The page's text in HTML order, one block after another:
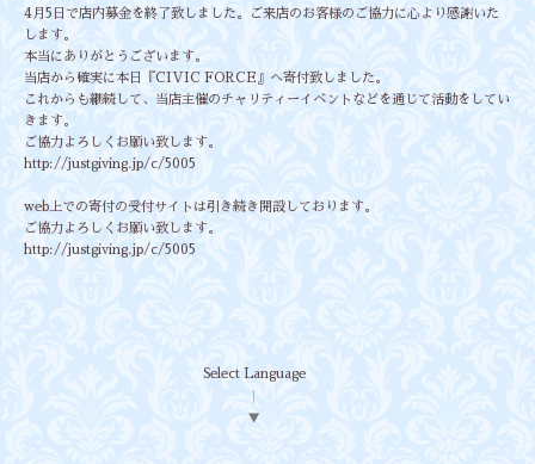
4月5日で店内募金を終了致しました。ご来店のお客様のご協力に心より感謝いた
します。
本当にありがとうございます。
当店から確実に本日『CIVIC FORCE』へ寄付致しました。
これからも継続して、当店主催のチャリティーイベントなどを通じて活動をしてい
きます。
ご協力よろしくお願い致します。
http://justgiving.jp/c/5005
web上での寄付の受付サイトは引き続き開設しております。
ご協力よろしくお願い致します。
http://justgiving.jp/c/5005
Select Language
▼